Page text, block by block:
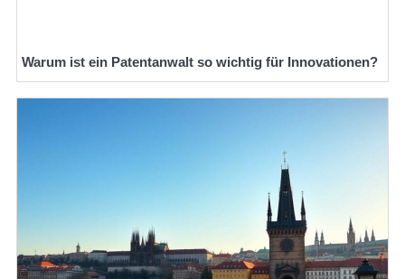
Warum ist ein Patentanwalt so wichtig für Innovationen?